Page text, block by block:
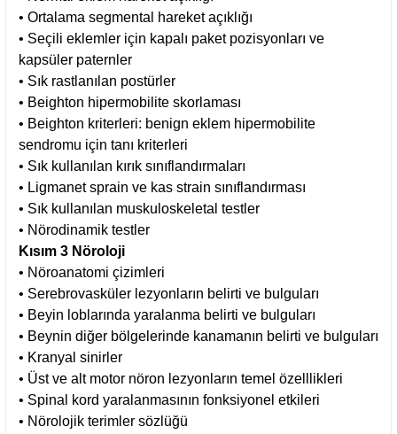
• Ortalama segmental hareket açıklığı
• Seçili eklemler için kapalı paket pozisyonları ve
kapsüler paternler
• Sık rastlanılan postürler
• Beighton hipermobilite skorlaması
• Beighton kriterleri: benign eklem hipermobilite
sendromu için tanı kriterleri
• Sık kullanılan kırık sınıflandırmaları
• Ligmanet sprain ve kas strain sınıflandırması
• Sık kullanılan muskuloskeletal testler
• Nörodinamik testler
Kısım 3 Nöroloji
• Nöroanatomi çizimleri
• Serebrovasküler lezyonların belirti ve bulguları
• Beyin loblarında yaralanma belirti ve bulguları
• Beynin diğer bölgelerinde kanamanın belirti ve bulguları
• Kranyal sinirler
• Üst ve alt motor nöron lezyonların temel özelllikleri
• Spinal kord yaralanmasının fonksiyonel etkileri
• Nörolojik terimler sözlüğü